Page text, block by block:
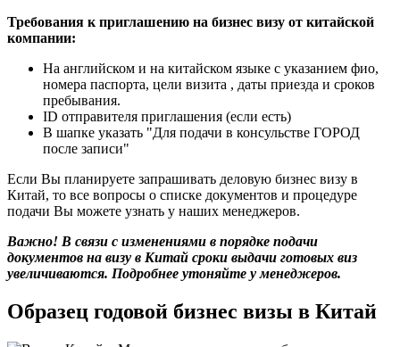
Требования к приглашению на бизнес визу от китайской
компании:
На английском и на китайском языке с указанием фио,
номера паспорта, цели визита , даты приезда и сроков
пребывания.
ID отправителя приглашения (если есть)
В шапке указать "Для подачи в консульстве ГОРОД
после записи"
Если Вы планируете запрашивать деловую бизнес визу в
Китай, то все вопросы о списке документов и процедуре
подачи Вы можете узнать у наших менеджеров.
Важно! В связи с изменениями в порядке подачи
документов на визу в Китай сроки выдачи готовых виз
увеличиваются. Подробнее утоняйте у менеджеров.
Образец годовой бизнес визы в Китай